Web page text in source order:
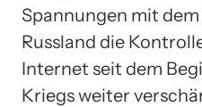
Spannungen mit
Russland die
Internet seit dem
Kriegs weiter